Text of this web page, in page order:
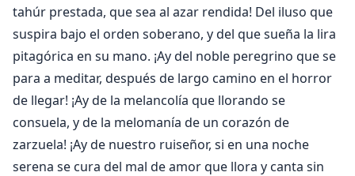
tahúr prestada, que sea al azar rendida! Del iluso que
suspira bajo el orden soberano, y del que sueña la lira
pitagórica en su mano. ¡Ay del noble peregrino que se
para a meditar, después de largo camino en el horror
de llegar! ¡Ay de la melancolía que llorando se
consuela, y de la melomanía de un corazón de
zarzuela! ¡Ay de nuestro ruiseñor, si en una noche
serena se cura del mal de amor que llora y canta sin